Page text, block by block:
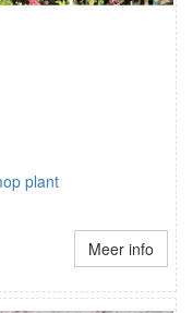
plant
Meer info